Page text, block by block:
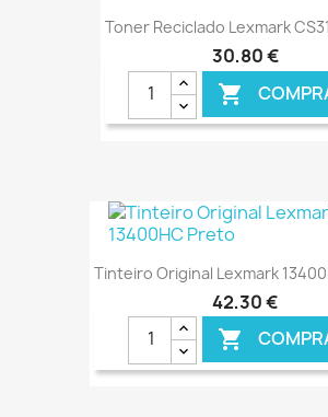
Toner Reciclado Lexmark
30,80 €

Tinteiro Original Lexmark
42,30 €
